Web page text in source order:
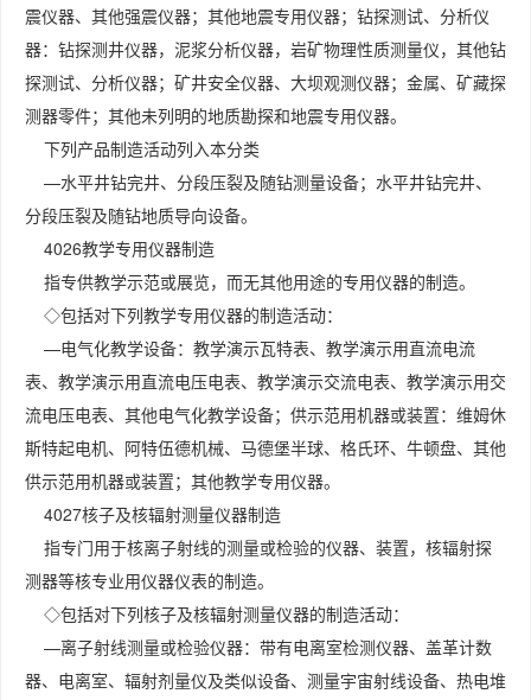
震仪器、其他强震仪器；其他地震专用仪器；钻探测试、分析仪
器：钻探测井仪器，泥浆分析仪器，岩矿物理性质测量仪，其他钻
探测试、分析仪器；矿井安全仪器、大坝观测仪器；金属、矿藏探
测器零件；其他未列明的地质勘探和地震专用仪器。
下列产品制造活动列入本分类
—水平井钻完井、分段压裂及随钻测量设备；水平井钻完井、
分段压裂及随钻地质导向设备。
4026教学专用仪器制造
指专供教学示范或展览，而无其他用途的专用仪器的制造。
◇包括对下列教学专用仪器的制造活动：
—电气化教学设备：教学演示瓦特表、教学演示用直流电流
表、教学演示用直流电压电表、教学演示交流电表、教学演示用交
流电压电表、其他电气化教学设备；供示范用机器或装置：维姆休
斯特起电机、阿特伍德机械、马德堡半球、格氏环、牛顿盘、其他
供示范用机器或装置；其他教学专用仪器。
4027核子及核辐射测量仪器制造
指专门用于核离子射线的测量或检验的仪器、装置，核辐射探
测器等核专业用仪器仪表的制造。
◇包括对下列核子及核辐射测量仪器的制造活动：
—离子射线测量或检验仪器：带有电离室检测仪器、盖革计数
器、电离室、辐射剂量仪及类似设备、测量宇宙射线设备、热电堆